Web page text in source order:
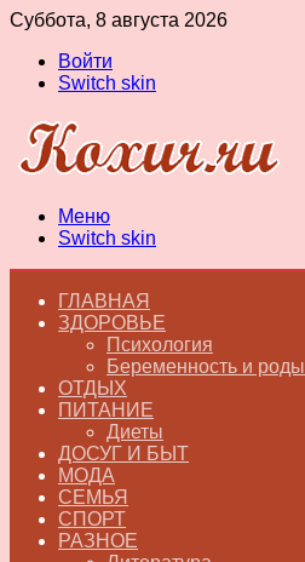
Суббота, 8 августа 2026
Войти
Switch skin
Меню
Switch skin
ГЛАВНАЯ
ЗДОРОВЬЕ
Психология
Беременность и роды
ОТДЫХ
ПИТАНИЕ
Диеты
ДОСУГ И БЫТ
МОДА
СЕМЬЯ
СПОРТ
РАЗНОЕ